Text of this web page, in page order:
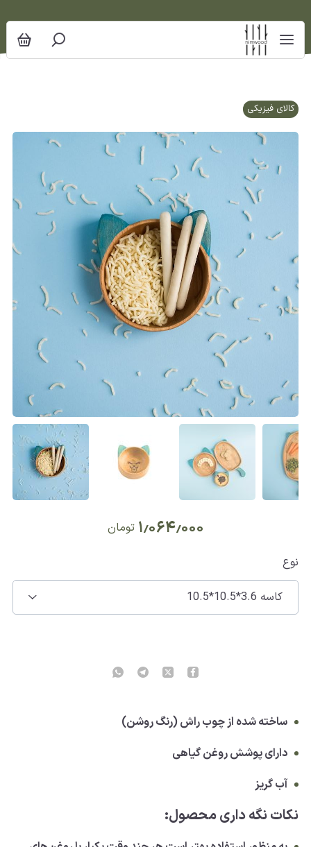
کالای فیزیکی
۱٫۰۶۴٫۰۰۰ تومان
نوع
کاسه 3.6*10.5*10.5
ساخته شده از چوب راش (رنگ روشن)
دارای پوشش روغن گیاهی
آب گریز
نکات نگه داری محصول: